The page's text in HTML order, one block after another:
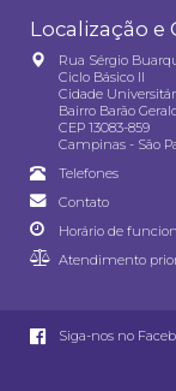
Localização e
Rua Sérgio
Ciclo Básico II
Cidade
Bairro Barão
CEP 13083-859
Campinas - São
Telefones
Contato
Horário de
Atendimento
Siga-nos no